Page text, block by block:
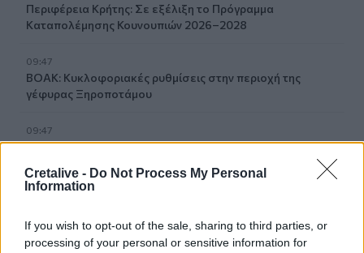
Cretalive - Do Not Process My Personal
Information
If you wish to opt-out of the sale, sharing to third parties, or
processing of your personal or sensitive information for
Περιφέρεια Κρήτης: Σε εξέλιξη το Πρόγραμμα
Καταπολέμησης Κουνουπιών 2026–2028
09:47
ΒΟΑΚ: Κυκλοφοριακές ρυθμίσεις στην περιοχή της
γέφυρας Ξηροποτάμου
09:47
Τα ισχυρότερα και τα ασθενέστερα διαβατήρια στον
ακάλυπτο πολυκατοικίας